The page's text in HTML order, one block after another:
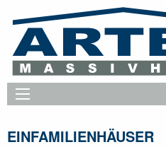
EINFAMILIENHÄUSER